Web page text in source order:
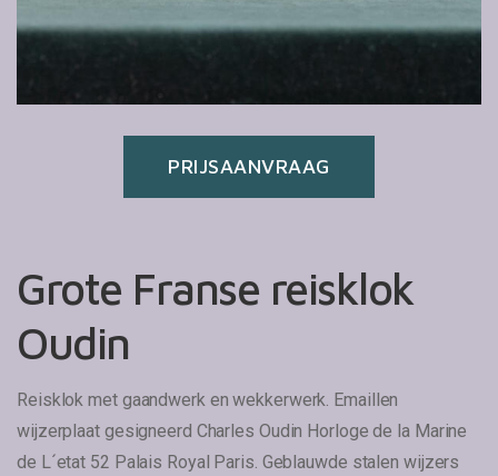
PRIJSAANVRAAG
Grote Franse reisklok
Oudin
Reisklok met gaandwerk en wekkerwerk. Emaillen
wijzerplaat gesigneerd Charles Oudin Horloge de la Marine
de L´etat 52 Palais Royal Paris. Geblauwde stalen wijzers